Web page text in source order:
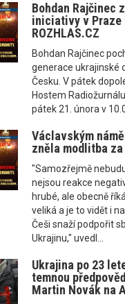
Bohdan Rajčinec
iniciativy v Praze
ROZHLAS.CZ
Bohdan Rajčinec
generace ukrajinské
Česku. V pátek
Hostem
pátek 21. února v
Václavským
zněla modlitba
"Samozřejmě
nejsou reakce
hrubé, ale obecně
veliká a je to vidět i
Češi snaží podpořit
Ukrajinu," uvedl...
Ukrajina po 23
temnou
Martin Novák na